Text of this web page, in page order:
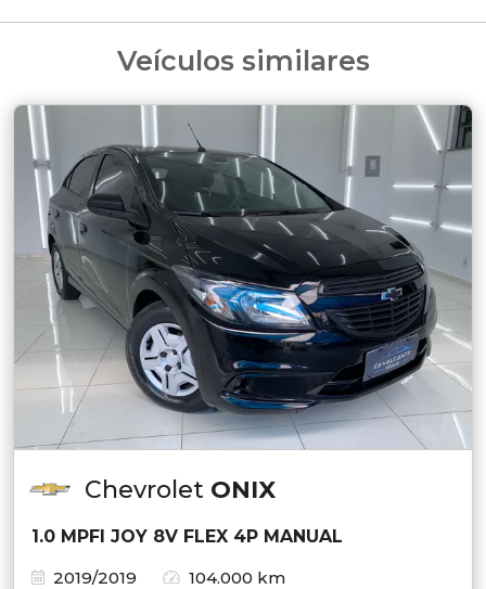
Veículos similares
Chevrolet ONIX
1.0 MPFI JOY 8V FLEX 4P MANUAL
2019/2019
104.000 km